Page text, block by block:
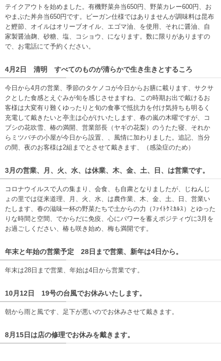
テイクアウトを始めました。有機野菜弁当650円、野菜カレー600円、お
やまぶた丼弁当650円です。ビーガン仕様ではありませんが調味料は昆布
と鰹節、オイルはオリーブオイル、エゴマ油、を使用、それに醤油、自
家製醤油麹、砂糖、塩、コショウ、になります。数に限りがありますの
で、お電話にて予約ください。
4月2日 清明 すべてのものが清らかで生き生きとするころ
今日から4月の営業、季節のタケノコが今日からお膳に載ります、サクサ
クとした食感とえぐみが旬を感じさせますね、この時期お出で戴けるお
客様は大変有り難くゆったりと旬の食事で抵抗力を付け気持ちも明るく
充電して戴きたいと亭主は心がけいたします、春の嵐の木曜ですが、コ
ブシの花吹雪、椿の満開、営業部長（ヤギの花梨）のうたた寝、それか
らミツバチの小屋が今日から設置、、風情に加わりました。追記、当分
の間、夜のお客様は2組までとさせて戴きます、（感染症のため）
3月の営業、月、火、水、は休業、木、金、土、日、は営業です。
コロナウイルスで人の集まり、会食、も自粛となりましたが、じねんじ
ょの里では従来道理、月、火、水、は農作業、木、金、土、日、営業い
たします、春の滋味一杯の野菜たちで土からの力（ﾌｧｲﾄｹﾐｶﾙｽ）とゆった
りな時間と空間、でからだに免疫、心にパワーを蓄えポジティヴに3月を
お過ごしください、椿も咲き始め、梅も満開です。
年末と年始の営業予定 28日まで営業、新年は4日から。
年末は28日まで営業、年始は4日から営業です。
10月12日 19号の台風でお休みいたします。
朝から雨と風です、足下が悪いのでお休みさせて戴きます。
8月15日は店の修理でお休みを戴きます。